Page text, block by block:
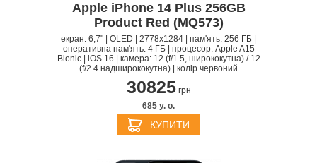
Apple iPhone 14 Plus 256GB
Product Red (MQ573)
екран: 6,7" | OLED | 2778x1284 | пам'ять: 256 ГБ |
оперативна пам'ять: 4 ГБ | процесор: Apple A15
Bionic | iOS 16 | камера: 12 (f/1.5, ширококутна) / 12
(f/2.4 надширококутна) | колір червоний
30825грн
685 y. о.
КУПИТИ